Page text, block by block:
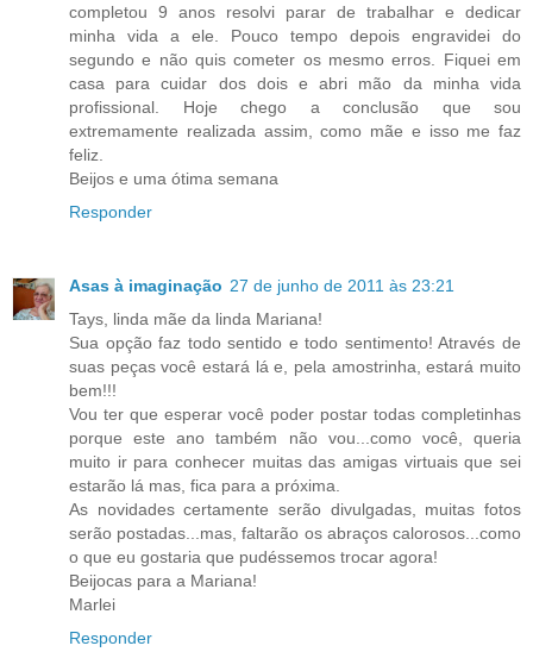
completou 9 anos resolvi parar de trabalhar e dedicar
minha vida a ele. Pouco tempo depois engravidei do
segundo e não quis cometer os mesmo erros. Fiquei em
casa para cuidar dos dois e abri mão da minha vida
profissional. Hoje chego a conclusão que sou
extremamente realizada assim, como mãe e isso me faz
feliz.
Beijos e uma ótima semana
Responder
Asas à imaginação 27 de junho de 2011 às 23:21
Tays, linda mãe da linda Mariana!
Sua opção faz todo sentido e todo sentimento! Através de
suas peças você estará lá e, pela amostrinha, estará muito
bem!!!
Vou ter que esperar você poder postar todas completinhas
porque este ano também não vou...como você, queria
muito ir para conhecer muitas das amigas virtuais que sei
estarão lá mas, fica para a próxima.
As novidades certamente serão divulgadas, muitas fotos
serão postadas...mas, faltarão os abraços calorosos...como
o que eu gostaria que pudéssemos trocar agora!
Beijocas para a Mariana!
Marlei
Responder